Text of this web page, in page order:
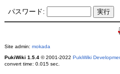
パスワード:
Site admin: mokada
PukiWiki 1.5.4© 2001-2022 PukiWiki
convert time: 0.015 sec.